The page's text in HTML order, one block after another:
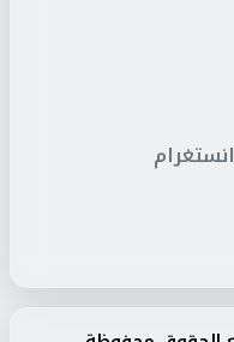
انستغرام